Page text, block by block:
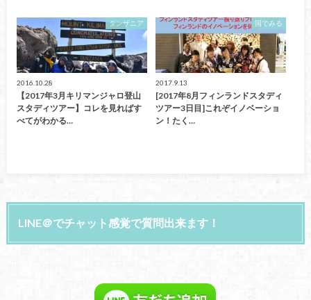
タンザニア
2016.10.28
【2017年3月キリマンジャロ登山
スタディツアー】コレを見ればす
べてがわかる…
国でみる
2017.9.13
[2017年8月フィンランドスタディ
ツアー3日目]これぞイノベーショ
ン！たく…
LINE＠でチャット感覚で質問出来ます！